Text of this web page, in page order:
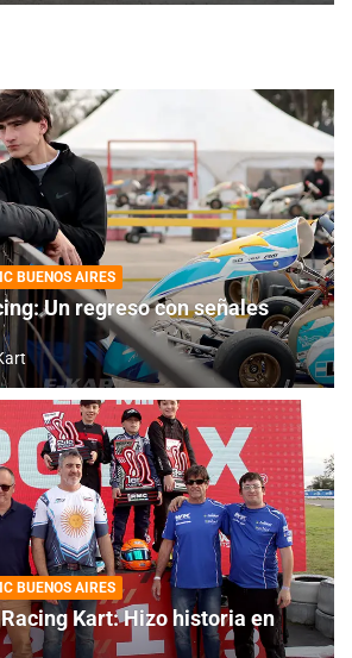
BUENOS AIRES
Un regreso con señales
BUENOS AIRES
Racing Kart: Hizo historia en